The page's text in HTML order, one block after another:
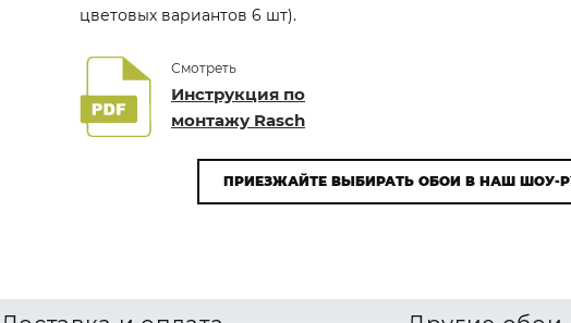
цветовых вариантов 6 шт).
Смотреть
Инструкция по
монтажу Rasch
ПРИЕЗЖАЙТЕ ВЫБИРАТЬ ОБОИ В НАШ ШОУ-